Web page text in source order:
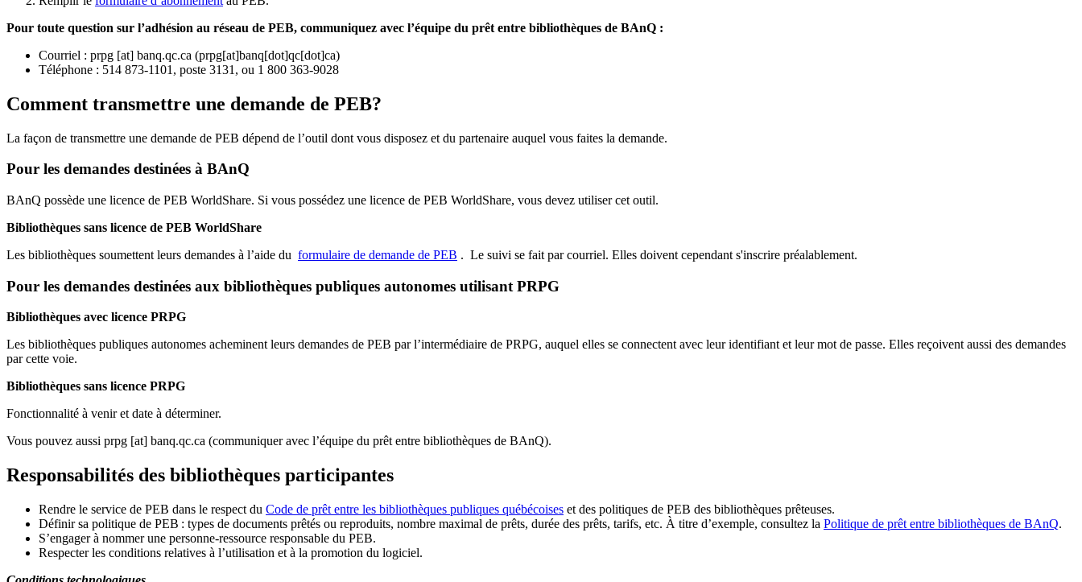
Pour toute question sur l’adhésion au réseau de PEB, communiquez avec l’équipe du prêt entre bibliothèques de BAnQ :
Courriel : prpg [at] banq.qc.ca (prpg[at]banq[dot]qc[dot]ca)
Téléphone : 514 873-1101, poste 3131, ou 1 800 363-9028
Comment transmettre une demande de PEB?
La façon de transmettre une demande de PEB dépend de l’outil dont vous disposez et du partenaire auquel vous faites la demande.
Pour les demandes destinées à BAnQ
BAnQ possède une licence de PEB WorldShare. Si vous possédez une licence de PEB WorldShare, vous devez utiliser cet outil.
Bibliothèques sans licence de PEB WorldShare
Les bibliothèques soumettent leurs demandes à l’aide du formulaire de demande de PEB . Le suivi se fait par courriel. Elles doivent cependant s'inscrire préalablement.
Pour les demandes destinées aux bibliothèques publiques autonomes utilisant PRPG
Bibliothèques avec licence PRPG
Les bibliothèques publiques autonomes acheminent leurs demandes de PEB par l’intermédiaire de PRPG, auquel elles se connectent avec leur identifiant et leur mot de passe. Elles reçoivent aussi des demandes
par cette voie.
Bibliothèques sans licence PRPG
Fonctionnalité à venir et date à déterminer.
Vous pouvez aussi prpg [at] banq.qc.ca (communiquer avec l’équipe du prêt entre bibliothèques de BAnQ).
Responsabilités des bibliothèques participantes
Rendre le service de PEB dans le respect du Code de prêt entre les bibliothèques publiques québécoises et des politiques de PEB des bibliothèques prêteuses.
Définir sa politique de PEB : types de documents prêtés ou reproduits, nombre maximal de prêts, durée des prêts, tarifs, etc. À titre d’exemple, consultez la Politique de prêt entre bibliothèques de BAnQ.
S’engager à nommer une personne-ressource responsable du PEB.
Respecter les conditions relatives à l’utilisation et à la promotion du logiciel.